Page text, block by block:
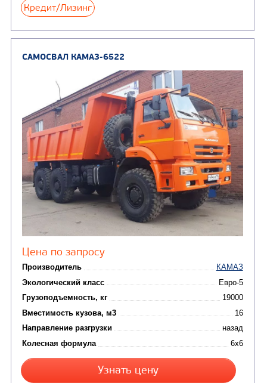
от 5 100 000 ₽
Производитель
Экологический класс
Грузоподъемность, кг
Вместимость кузова, м3
Направление разгрузки
Колесная формула
Кредит/Лизинг